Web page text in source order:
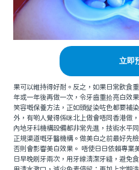
立即
果可以維持得好耐。反之，如果日常飲食
年或一年後再做一次，令牙齒重拾亮白效
笑容嘅保養方法，正如頭髮染咗色都要補
外，有啲人覺得係咪北上做會唔同香港做
內地牙科機構設備都非常先進，技術水平
正規渠道嘅牙醫機構。做美白之前最好先
否則會影響美白效果。 唔使日日依賴專業
日早晚刷牙兩次，用牙線清潔牙縫，避免